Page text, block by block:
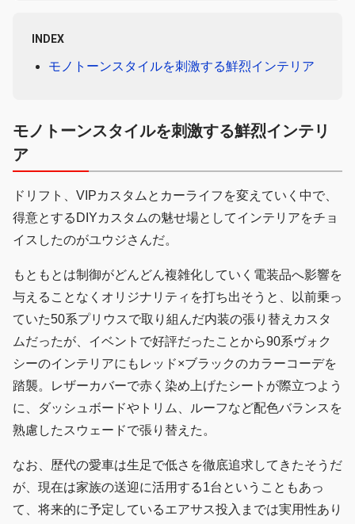
INDEX
モノトーンスタイルを刺激する鮮烈インテリア
モノトーンスタイルを刺激する鮮烈インテリ
ア
ドリフト、VIPカスタムとカーライフを変えていく中で、
得意とするDIYカスタムの魅せ場としてインテリアをチョ
イスしたのがユウジさんだ。
もともとは制御がどんどん複雑化していく電装品へ影響を
与えることなくオリジナリティを打ち出そうと、以前乗っ
ていた50系プリウスで取り組んだ内装の張り替えカスタ
ムだったが、イベントで好評だったことから90系ヴォク
シーのインテリアにもレッド×ブラックのカラーコーデを
踏襲。レザーカバーで赤く染め上げたシートが際立つよう
に、ダッシュボードやトリム、ルーフなど配色バランスを
熟慮したスウェードで張り替えた。
なお、歴代の愛車は生足で低さを徹底追求してきたそうだ
が、現在は家族の送迎に活用する1台ということもあっ
て、将来的に予定しているエアサス投入までは実用性あり